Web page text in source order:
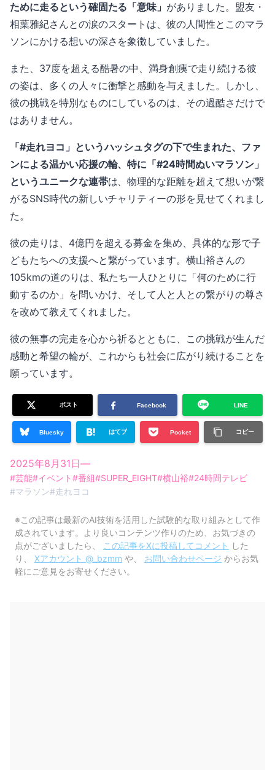
ために走るという確固たる「意味」 がありました。盟友・
相葉雅紀さんとの涙のスタートは、彼の人間性とこのマラ
ソンにかける想いの深さを象徴していました。
また、37度を超える酷暑の中、満身創痍で走り続ける彼
の姿は、多くの人々に衝撃と感動を与えました。しかし、
彼の挑戦を特別なものにしているのは、その過酷さだけで
はありません。
「#走れヨコ」というハッシュタグの下で生まれた、ファ
ンによる温かい応援の輪、特に「#24時間ぬいマラソン」
というユニークな連帯は、物理的な距離を超えて想いが繋
がるSNS時代の新しいチャリティーの形を見せてくれまし
た。
彼の走りは、4億円を超える募金を集め、具体的な形で子
どもたちへの支援へと繋がっています。横山裕さんの
105kmの道のりは、私たち一人ひとりに「何のために行
動するのか」を問いかけ、そして人と人との繋がりの尊さ
を改めて教えてくれました。
彼の無事の完走を心から祈るとともに、この挑戦が生んだ
感動と希望の輪が、これからも社会に広がり続けることを
願っています。
ポスト Facebook LINE
Bluesky はてブ Pocket コピー
2025年8月31日—
#芸能#イベント#番組#SUPER_EIGHT#横山裕#24時間テレビ
#マラソン#走れヨコ
※この記事は最新のAI技術を活用した試験的な取り組みとして作
成されています。より良いコンテンツ作りのため、お気づきの
点がございましたら、
この記事をXに投稿してコメント した
り、
Xアカウント @_bzmm や、 お問い合わせページ からお気
軽にご意見をお寄せください。